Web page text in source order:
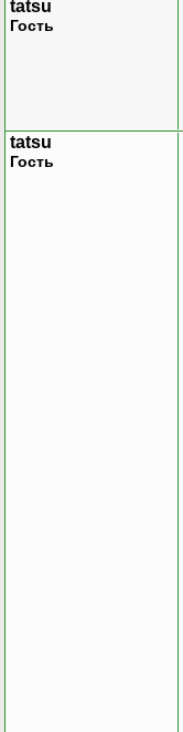
tatsu
Гость
tatsu
Гость